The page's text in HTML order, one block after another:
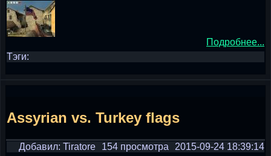
Подробнее...
Тэги:
Assyrian vs. Turkey flags
Добавил: Tiratore 2015-09-24 18:39:14
154 просмотра